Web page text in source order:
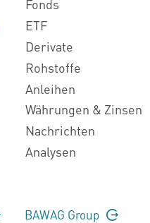
Fonds
ETF
Derivate
Rohstoffe
Anleihen
Währungen & Zinsen
Nachrichten
Analysen
BAWAG Group